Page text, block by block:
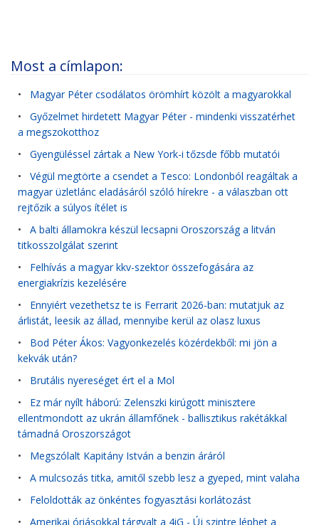
Most a címlapon:
• Magyar Péter csodálatos örömhírt közölt a magyarokkal
• Győzelmet hirdetett Magyar Péter - mindenki visszatérhet
a megszokotthoz
• Gyengüléssel zártak a New York-i tőzsde főbb mutatói
• Végül megtörte a csendet a Tesco: Londonból reagáltak a
magyar üzletlánc eladásáról szóló hírekre - a válaszban ott
rejtőzik a súlyos ítélet is
• A balti államokra készül lecsapni Oroszország a litván
titkosszolgálat szerint
• Felhívás a magyar kkv-szektor összefogására az
energiakrízis kezelésére
• Ennyiért vezethetsz te is Ferrarit 2026-ban: mutatjuk az
árlistát, leesik az állad, mennyibe kerül az olasz luxus
• Bod Péter Ákos: Vagyonkezelés közérdekből: mi jön a
kekvák után?
• Brutális nyereséget ért el a Mol
• Ez már nyílt háború: Zelenszki kirúgott minisztere
ellentmondott az ukrán államfőnek - ballisztikus rakétákkal
támadná Oroszországot
• Megszólalt Kapitány István a benzin áráról
• A mulcsozás titka, amitől szebb lesz a gyeped, mint valaha
• Feloldották az önkéntes fogyasztási korlátozást
• Amerikai óriásokkal tárgyalt a 4iG - Új szintre léphet a